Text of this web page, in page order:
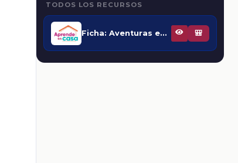
TODOS LOS RECURSOS
Ficha: Aventuras en el tiempo 🎒